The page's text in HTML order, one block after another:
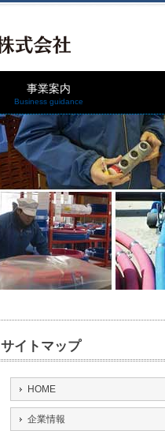
事業案内
Business guidance
サイトマップ
HOME
企業情報